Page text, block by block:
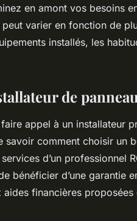
en amont vos besoins
varier en fonction de
installés, les
de
appel à un installateur
comment choisir un
d’un professionnel
bénéficier d’une garantie
financières proposées